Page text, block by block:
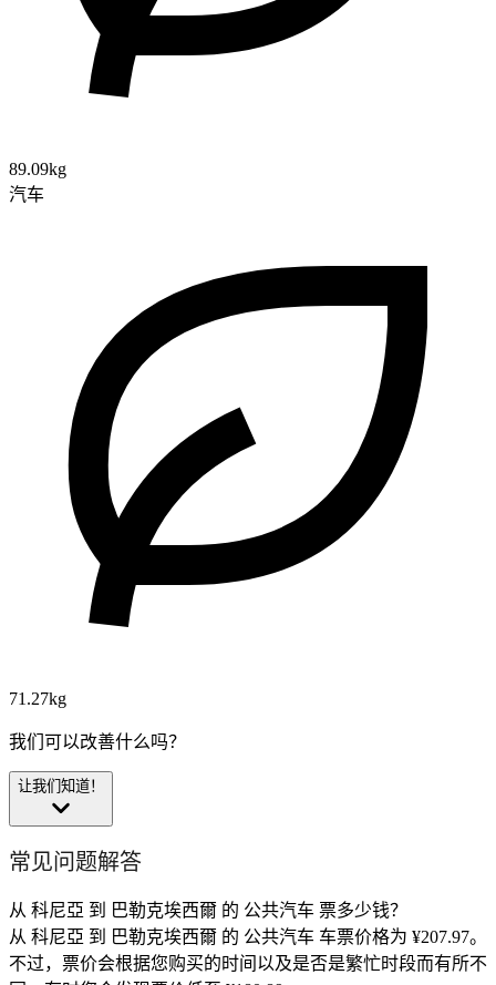
89.09kg
汽车
71.27kg
我们可以改善什么吗？
让我们知道！
常见问题解答
从 科尼亞 到 巴勒克埃西爾 的 公共汽车 票多少钱？
从 科尼亞 到 巴勒克埃西爾 的 公共汽车 车票价格为 ¥207.97。
不过，票价会根据您购买的时间以及是否是繁忙时段而有所不